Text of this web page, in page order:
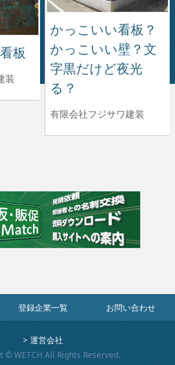
板
装
かっこいい看板？
かっこいい壁？文
字黒だけど夜光
る？
有限会社フジサワ建装
登録企業一覧 お問い合わせ
> 運営会社
© WETCH All Rights Reserved.